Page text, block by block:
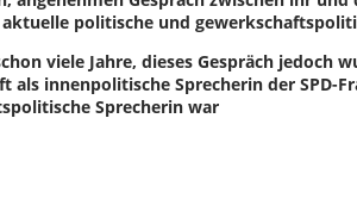
politische und
viele Jahre, dieses Gespräch jedoch
als innenpolitische Sprecherin der SPD-
Sprecherin war